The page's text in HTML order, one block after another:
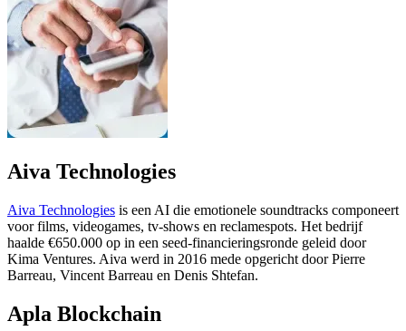
Aiva Technologies
Aiva Technologies is een AI die emotionele soundtracks componeert
voor films, videogames, tv-shows en reclamespots. Het bedrijf
haalde €650.000 op in een seed-financieringsronde geleid door
Kima Ventures. Aiva werd in 2016 mede opgericht door Pierre
Barreau, Vincent Barreau en Denis Shtefan.
Apla Blockchain